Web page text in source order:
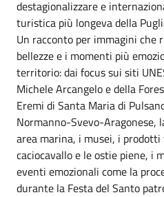
destagionalizzare e
turistica più longeva della
Un racconto per immagini che
bellezze e i momenti più
territorio: dai focus sui siti
Michele Arcangelo e della
Eremi di Santa Maria di
Normanno-Svevo-Aragonese,
area marina, i musei, i
caciocavallo e le ostie piene, i
eventi emozionali come la
durante la Festa del Santo